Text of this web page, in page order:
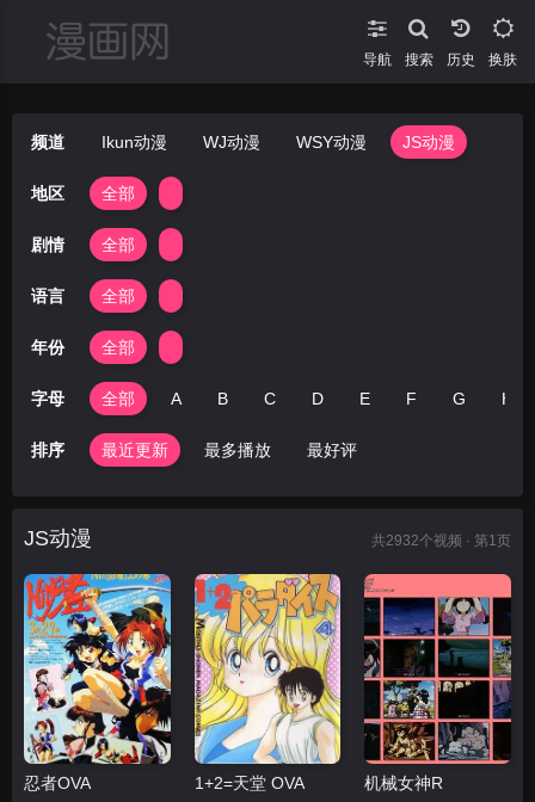
导航 搜索 换肤
频道 Ikun动漫 WJ动漫 WSY动漫 JS动漫
地区 全部
剧情 全部
语言 全部
年份 全部
字母 全部 A B C D E F G H
排序 最近更新 最多播放 最好评
JS动漫 共2932个视频 · 第1页
忍者OVA 1+2=天堂 OVA 机械女神R